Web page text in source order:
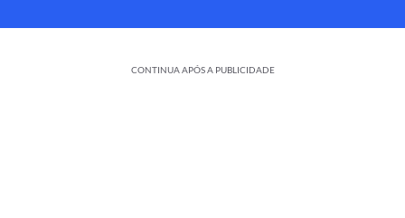
CONTINUA APÓS A PUBLICIDADE